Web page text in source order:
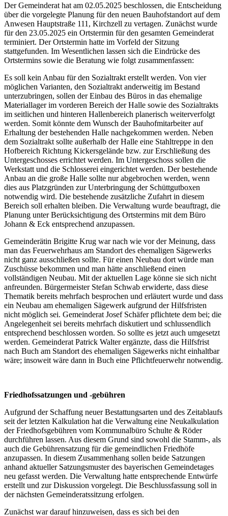
Der Gemeinderat hat am 02.05.2025 beschlossen, die Entscheidung
über die vorgelegte Planung für den neuen Bauhofstandort auf dem
Anwesen Hauptstraße 111, Kirchzell zu vertagen. Zunächst wurde
für den 23.05.2025 ein Ortstermin für den gesamten Gemeinderat
terminiert. Der Ortstermin hatte im Vorfeld der Sitzung
stattgefunden. Im Wesentlichen lassen sich die Eindrücke des
Ortstermins sowie die Beratung wie folgt zusammenfassen:
Es soll kein Anbau für den Sozialtrakt erstellt werden. Von vier
möglichen Varianten, den Sozialtrakt anderweitig im Bestand
unterzubringen, sollen der Einbau des Büros in das ehemalige
Materiallager im vorderen Bereich der Halle sowie des Sozialtrakts
im seitlichen und hinteren Hallenbereich planerisch weiterverfolgt
werden. Somit könnte dem Wunsch der Bauhofmitarbeiter auf
Erhaltung der bestehenden Halle nachgekommen werden. Neben
dem Sozialtrakt sollte außerhalb der Halle eine Stahltreppe in den
Hofbereich Richtung Kickersgelände bzw. zur Erschließung des
Untergeschosses errichtet werden. Im Untergeschoss sollen die
Werkstatt und die Schlosserei eingerichtet werden. Der bestehende
Anbau an die große Halle sollte nur abgebrochen werden, wenn
dies aus Platzgründen zur Unterbringung der Schüttgutboxen
notwendig wird. Die bestehende zusätzliche Zufahrt in diesem
Bereich soll erhalten bleiben. Die Verwaltung wurde beauftragt, die
Planung unter Berücksichtigung des Ortstermins mit dem Büro
Johann & Eck entsprechend anzupassen.
Gemeinderätin Brigitte Krug war nach wie vor der Meinung, dass
man das Feuerwehrhaus am Standort des ehemaligen Sägewerks
nicht ganz ausschließen sollte. Für einen Neubau dort würde man
Zuschüsse bekommen und man hätte anschließend einen
vollständigen Neubau. Mit der aktuellen Lage könne sie sich nicht
anfreunden. Bürgermeister Stefan Schwab erwiderte, dass diese
Thematik bereits mehrfach besprochen und erläutert wurde und dass
ein Neubau am ehemaligen Sägewerk aufgrund der Hilfsfristen
nicht möglich sei. Gemeinderat Josef Schäfer pflichtete dem bei; die
Angelegenheit sei bereits mehrfach diskutiert und schlussendlich
entsprechend beschlossen worden. So sollte es jetzt auch umgesetzt
werden. Gemeinderat Patrick Walter ergänzte, dass die Hilfsfrist
nach Buch am Standort des ehemaligen Sägewerks nicht einhaltbar
wäre; insoweit wäre dann in Buch eine Pflichtfeuerwehr notwendig.
Friedhofssatzungen und -gebühren
Aufgrund der Schaffung neuer Bestattungsarten und des Zeitablaufs
seit der letzten Kalkulation hat die Verwaltung eine Neukalkulation
der Friedhofsgebühren vom Kommunalbüro Schulte & Röder
durchführen lassen. Aus diesem Grund sind sowohl die Stamm-, als
auch die Gebührensatzung für die gemeindlichen Friedhöfe
anzupassen. In diesem Zusammenhang sollen beide Satzungen
anhand aktueller Satzungsmuster des bayerischen Gemeindetages
neu gefasst werden. Die Verwaltung hatte entsprechende Entwürfe
erstellt und zur Diskussion vorgelegt. Die Beschlussfassung soll in
der nächsten Gemeinderatssitzung erfolgen.
Zunächst war darauf hinzuweisen, dass es sich bei den